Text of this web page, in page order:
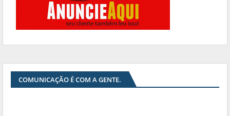
COMUNICAÇÃO É COM A GENTE.